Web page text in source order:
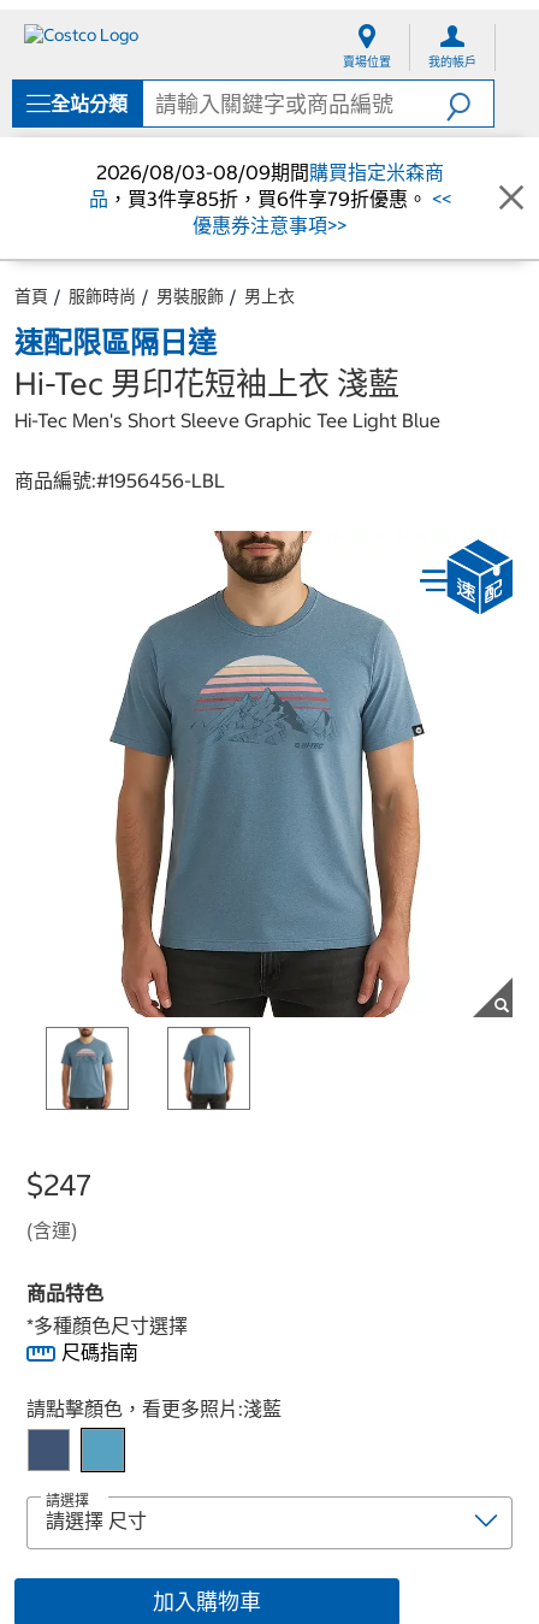
單
賣場位置 我的帳戶
全站分類
2026/08/03-08/09期間購買指定米森商
品 ，買3件享85折，買6件享79折優惠。 <<
優惠券注意事項>>
首頁 服飾時尚 男裝服飾 男上衣
速配限區隔日達
Hi-Tec 男印花短袖上衣 淺藍
Hi-Tec Men's Short Sleeve Graphic Tee Light Blue
商品編號:#1956456-LBL
$247
(含運)
商品特色
*多種顏色尺寸選擇
尺碼指南
Select product
請點擊顏色，看更多照片:淺藍
請選擇
加入購物車